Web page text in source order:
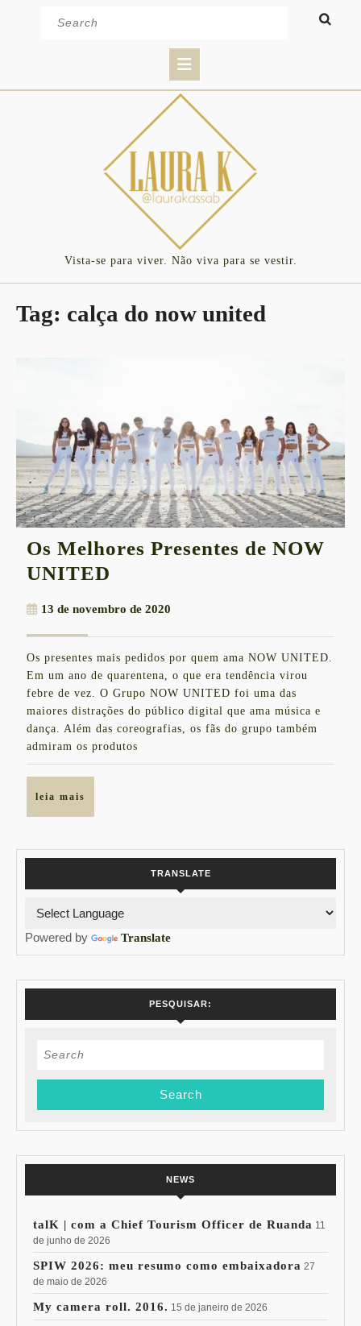
Button
Vista-se para viver. Não viva para se vestir.
Tag: calça do now united
Os Melhores Presentes de NOW
UNITED
Presentes
de
NOW
UNITED
13 de novembro de 2020
de
2020
Os presentes mais pedidos por quem ama NOW UNITED.
Em um ano de quarentena, o que era tendência virou
febre de vez. O Grupo NOW UNITED foi uma das
maiores distrações do público digital que ama música e
dança. Além das coreografias, os fãs do grupo também
admiram os produtos
leia mais
TRANSLATE
Powered by Translate
PESQUISAR:
Search
NEWS
talK | com a Chief Tourism Officer de Ruanda 11
de junho de 2026
SPIW 2026: meu resumo como embaixadora 27
de maio de 2026
My camera roll. 2016. 15 de janeiro de 2026